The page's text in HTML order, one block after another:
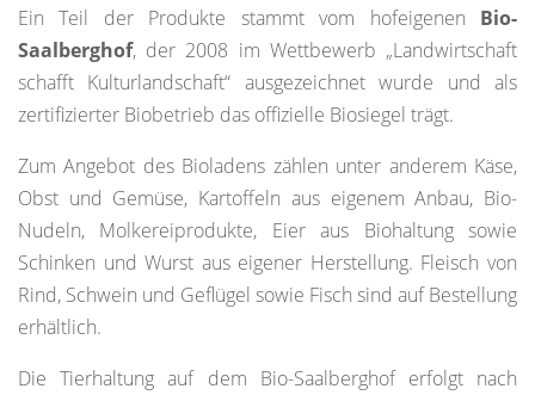
Ein Teil der Produkte stammt vom hofeigenen Bio-
Saalberghof, der 2008 im Wettbewerb „Landwirtschaft
schafft Kulturlandschaft“ ausgezeichnet wurde und als
zertifizierter Biobetrieb das offizielle Biosiegel trägt.
Zum Angebot des Bioladens zählen unter anderem Käse,
Obst und Gemüse, Kartoffeln aus eigenem Anbau, Bio-
Nudeln, Molkereiprodukte, Eier aus Biohaltung sowie
Schinken und Wurst aus eigener Herstellung. Fleisch von
Rind, Schwein und Geflügel sowie Fisch sind auf Bestellung
erhältlich.
Die Tierhaltung auf dem Bio-Saalberghof erfolgt nach